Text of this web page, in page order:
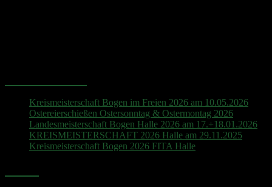
Kreismeisterschaft Bogen im Freien 2026 am 10.05.2026
Ostereierschießen Ostersonntag & Ostermontag 2026
Landesmeisterschaft Bogen Halle 2026 am 17.+18.01.2026
KREISMEISTERSCHAFT 2026 Halle am 29.11.2025
Kreismeisterschaft Bogen 2026 FITA Halle